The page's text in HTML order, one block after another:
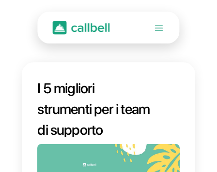
I 5 migliori
strumenti per i team
di supporto